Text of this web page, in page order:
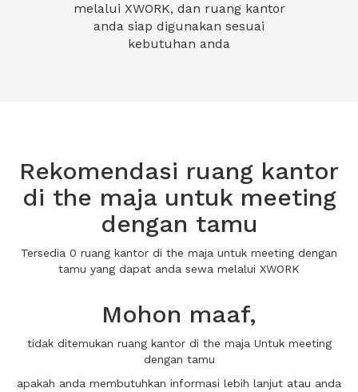
melalui XWORK, dan ruang kantor
anda siap digunakan sesuai
kebutuhan anda
Rekomendasi ruang kantor
di the maja untuk meeting
dengan tamu
Tersedia 0 ruang kantor di the maja untuk meeting dengan
tamu yang dapat anda sewa melalui XWORK
Mohon maaf,
tidak ditemukan ruang kantor di the maja Untuk meeting
dengan tamu
apakah anda membutuhkan informasi lebih lanjut atau anda